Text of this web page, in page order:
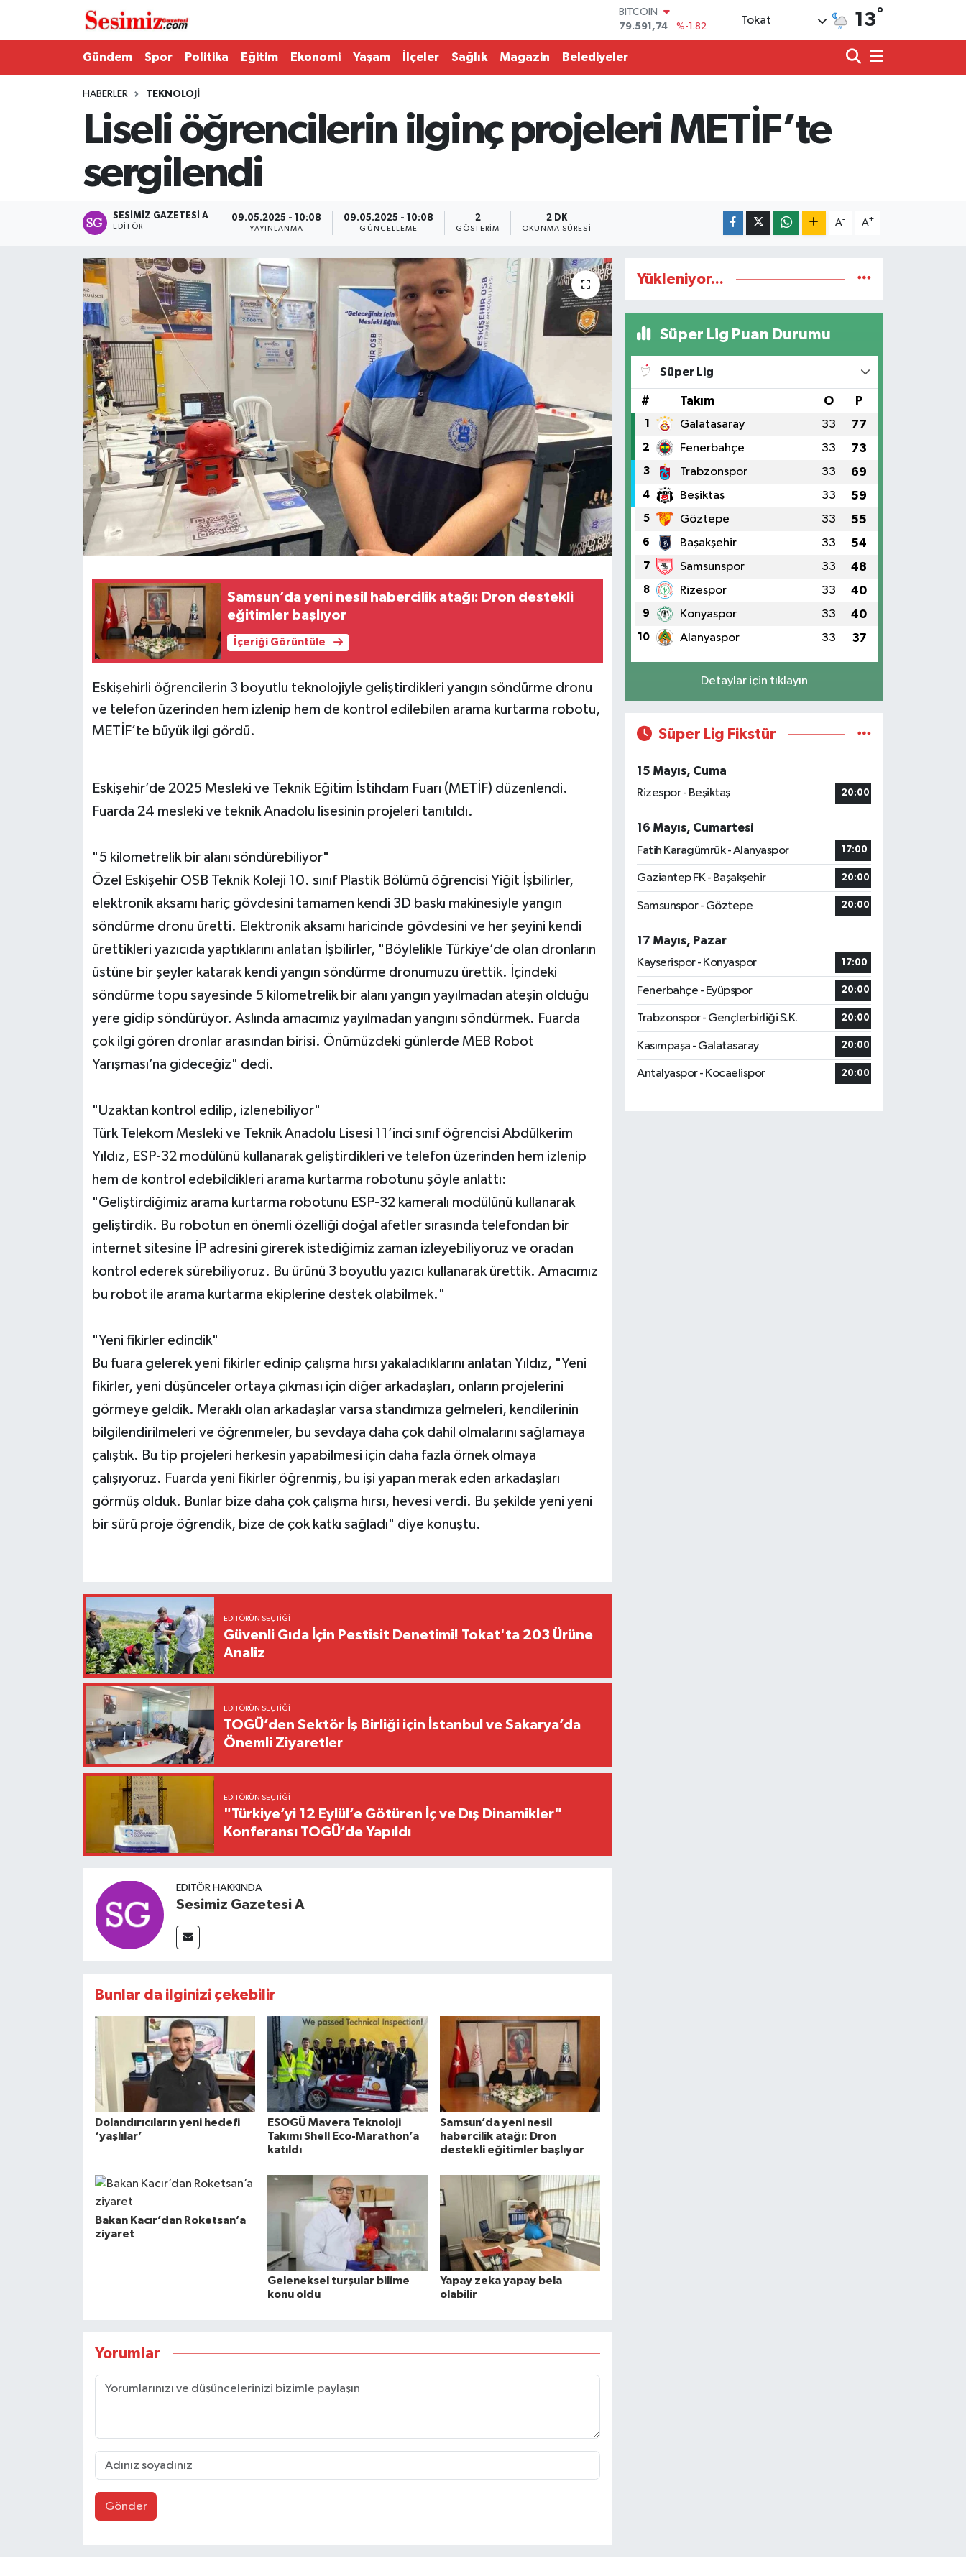
79.591,74
DOLAR
45,43620
%0.02
EURO
G.ALTIN
6862,09000
%0.19
BİST100
Tokat 13°
Gündem Spor Politika Eğitim Ekonomi Yaşam İlçeler Sağlık Magazin Belediyeler
HABERLER TEKNOLOJI
Liseli öğrencilerin ilginç projeleri METİF’te
sergilendi
SESIMIZ GAZETESI A
EDITÖR
09.05.2025 - 10:08
YAYINLANMA
09.05.2025 - 10:08
GÜNCELLEME
2
GÖSTERIM
2 DK
OKUNMA SÜRESI
A- A+
Samsun’da yeni nesil habercilik atağı: Dron destekli
eğitimler başlıyor
İçeriği Görüntüle
Eskişehirli öğrencilerin 3 boyutlu teknolojiyle geliştirdikleri yangın söndürme dronu
ve telefon üzerinden hem izlenip hem de kontrol edilebilen arama kurtarma robotu,
METİF’te büyük ilgi gördü.
Eskişehir’de 2025 Mesleki ve Teknik Eğitim İstihdam Fuarı (METİF) düzenlendi.
Fuarda 24 mesleki ve teknik Anadolu lisesinin projeleri tanıtıldı.
"5 kilometrelik bir alanı söndürebiliyor"
Özel Eskişehir OSB Teknik Koleji 10. sınıf Plastik Bölümü öğrencisi Yiğit İşbilirler,
elektronik aksamı hariç gövdesini tamamen kendi 3D baskı makinesiyle yangın
söndürme dronu üretti. Elektronik aksamı haricinde gövdesini ve her şeyini kendi
ürettikleri yazıcıda yaptıklarını anlatan İşbilirler, "Böylelikle Türkiye’de olan dronların
üstüne bir şeyler katarak kendi yangın söndürme dronumuzu ürettik. İçindeki
söndürme topu sayesinde 5 kilometrelik bir alanı yangın yayılmadan ateşin olduğu
yere gidip söndürüyor. Aslında amacımız yayılmadan yangını söndürmek. Fuarda
çok ilgi gören dronlar arasından birisi. Önümüzdeki günlerde MEB Robot
Yarışması’na gideceğiz" dedi.
"Uzaktan kontrol edilip, izlenebiliyor"
Türk Telekom Mesleki ve Teknik Anadolu Lisesi 11’inci sınıf öğrencisi Abdülkerim
Yıldız, ESP-32 modülünü kullanarak geliştirdikleri ve telefon üzerinden hem izlenip
hem de kontrol edebildikleri arama kurtarma robotunu şöyle anlattı:
"Geliştirdiğimiz arama kurtarma robotunu ESP-32 kameralı modülünü kullanarak
geliştirdik. Bu robotun en önemli özelliği doğal afetler sırasında telefondan bir
internet sitesine İP adresini girerek istediğimiz zaman izleyebiliyoruz ve oradan
kontrol ederek sürebiliyoruz. Bu ürünü 3 boyutlu yazıcı kullanarak ürettik. Amacımız
bu robot ile arama kurtarma ekiplerine destek olabilmek."
"Yeni fikirler edindik"
Bu fuara gelerek yeni fikirler edinip çalışma hırsı yakaladıklarını anlatan Yıldız, "Yeni
fikirler, yeni düşünceler ortaya çıkması için diğer arkadaşları, onların projelerini
görmeye geldik. Meraklı olan arkadaşlar varsa standımıza gelmeleri, kendilerinin
bilgilendirilmeleri ve öğrenmeler, bu sevdaya daha çok dahil olmalarını sağlamaya
çalıştık. Bu tip projeleri herkesin yapabilmesi için daha fazla örnek olmaya
çalışıyoruz. Fuarda yeni fikirler öğrenmiş, bu işi yapan merak eden arkadaşları
görmüş olduk. Bunlar bize daha çok çalışma hırsı, hevesi verdi. Bu şekilde yeni yeni
bir sürü proje öğrendik, bize de çok katkı sağladı" diye konuştu.
EDITÖRÜN SEÇTIĞI
Güvenli Gıda İçin Pestisit Denetimi! Tokat'ta 203 Ürüne
Analiz
EDITÖRÜN SEÇTIĞI
TOGÜ’den Sektör İş Birliği için İstanbul ve Sakarya’da
Önemli Ziyaretler
EDITÖRÜN SEÇTIĞI
"Türkiye’yi 12 Eylül’e Götüren İç ve Dış Dinamikler"
Konferansı TOGÜ’de Yapıldı
EDITÖR HAKKINDA
Sesimiz Gazetesi A
Bunlar da ilginizi çekebilir
Dolandırıcıların yeni hedefi
‘yaşlılar’
ESOGÜ Mavera Teknoloji
Takımı Shell Eco-Marathon’a
katıldı
Samsun’da yeni nesil
habercilik atağı: Dron
destekli eğitimler başlıyor
Bakan Kacır’dan Roketsan’a
ziyaret
Geleneksel turşular bilime
konu oldu
Yapay zeka yapay bela
olabilir
Yorumlar
Gönder
Yükleniyor...
Süper Lig Puan Durumu
Süper Lig
# Takım O P
1 Galatasaray 33 77
2 Fenerbahçe 33 73
3 Trabzonspor 33 69
4 Beşiktaş 33 59
5 Göztepe 33 55
6 Başakşehir 33 54
7 Samsunspor 33 48
8 Rizespor 33 40
9 Konyaspor 33 40
10 Alanyaspor 33 37
Detaylar için tıklayın
Süper Lig Fikstür
15 Mayıs, Cuma
Rizespor - Beşiktaş
20:00
16 Mayıs, Cumartesi
Fatih Karagümrük - Alanyaspor
17:00
Gaziantep FK - Başakşehir 20:00
Samsunspor - Göztepe 20:00
17 Mayıs, Pazar
Kayserispor - Konyaspor
17:00
Fenerbahçe - Eyüpspor 20:00
Trabzonspor - Gençlerbirliği S.K. 20:00
Kasımpaşa - Galatasaray 20:00
Antalyaspor - Kocaelispor 20:00
Magazin
Politika
Teknoloji
Tokat Haberleri
Nöbetçi Eczaneler
Hava Durumu
Namaz Vakitleri
Trafik Durumu
Tüm Manşetler
Son Dakika Haberleri
Haber Arşivi